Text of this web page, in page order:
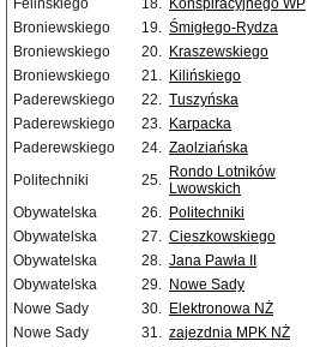
Felińskiego
18. Konspiracyjnego WP
Broniewskiego
19. Śmigłego-Rydza
Broniewskiego
20. Kraszewskiego
Broniewskiego
21. Kilińskiego
Paderewskiego
22. Tuszyńska
Paderewskiego
23. Karpacka
Paderewskiego
24. Zaolziańska
Politechniki
25. Rondo Lotników
Lwowskich
Obywatelska 26. Politechniki
Obywatelska
27. Cieszkowskiego
Obywatelska
28. Jana Pawła II
Obywatelska
29. Nowe Sady
Nowe Sady
30. Elektronowa NŻ
Nowe Sady
31. zajezdnia MPK NŻ